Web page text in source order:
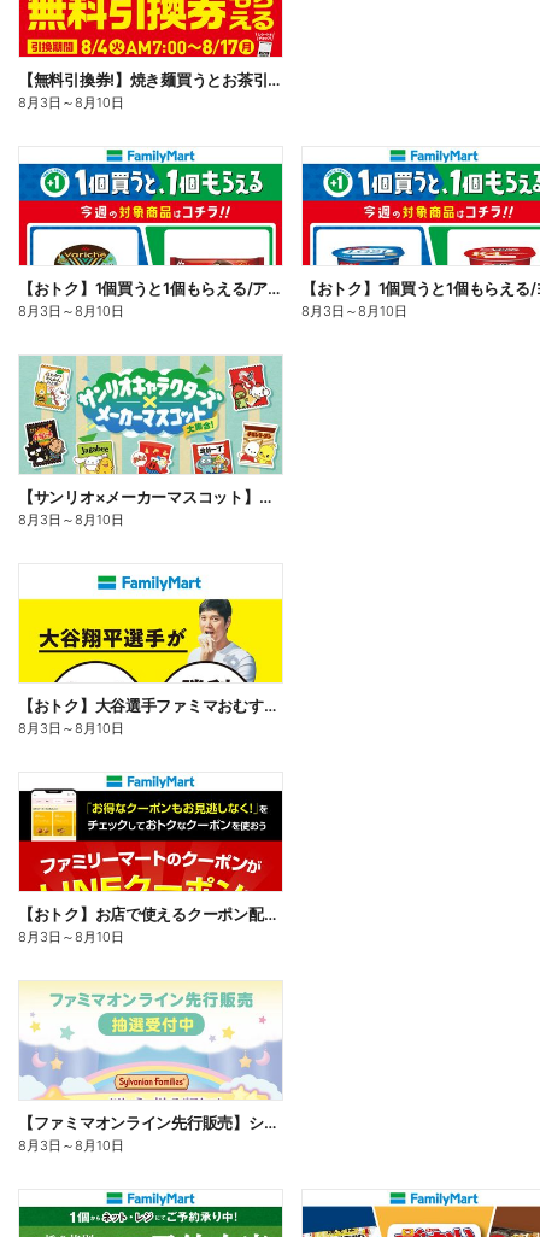
【無料引換券!】焼き麺買うとお茶引換券貰える!
8月3日 ～8月10日
【おトク】1個買うと1個もらえる/アイス
8月3日 ～8月10日 8月3日 ～8月10日
【サンリオ×メーカーマスコット】オリジナルグッズ貰える!
8月3日 ～8月10日
【おトク】大谷選手ファミマおむすび割
8月3日 ～8月10日
【おトク】お店で使えるクーポン配信中
8月3日 ～8月10日
【ファミマオンライン先行販売】シルバニアファミリー
8月3日 ～8月10日